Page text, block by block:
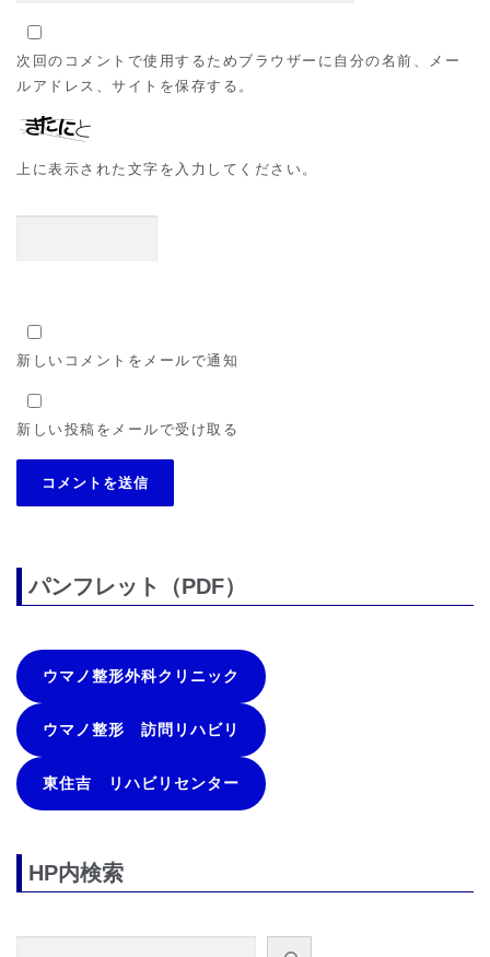
次回のコメントで使用するためブラウザーに自分の名前、メー
ルアドレス、サイトを保存する。
上に表示された文字を入力してください。
新しいコメントをメールで通知
新しい投稿をメールで受け取る
パンフレット（PDF）
ウマノ整形外科クリニック
ウマノ整形 訪問リハビリ
東住吉 リハビリセンター
HP内検索